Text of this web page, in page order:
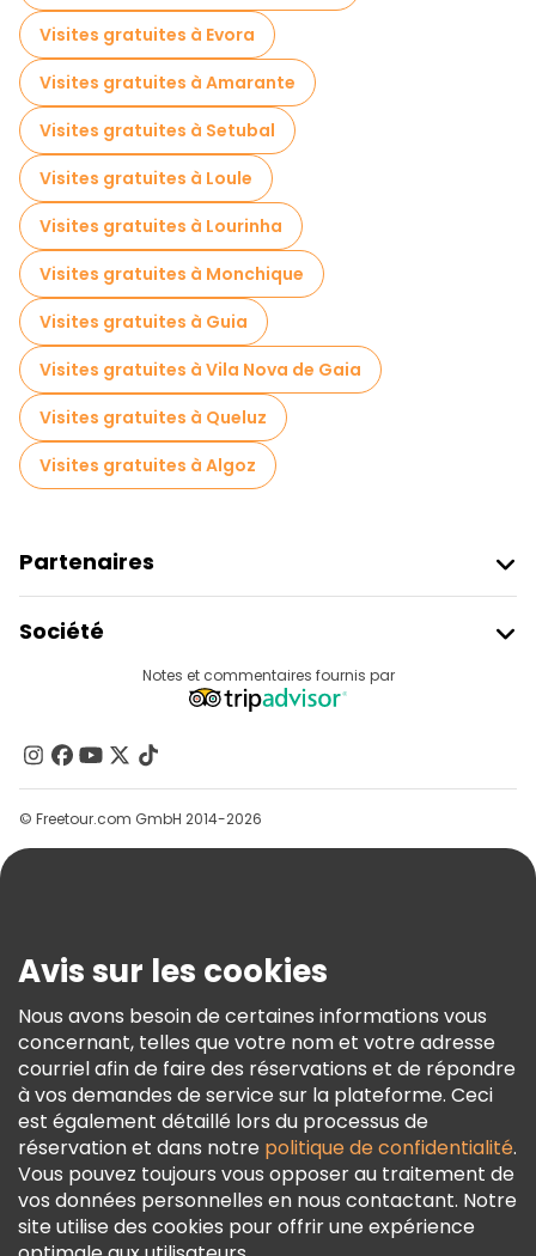
Visites gratuites à Evora
Visites gratuites à Amarante
Visites gratuites à Setubal
Visites gratuites à Loule
Visites gratuites à Lourinha
Visites gratuites à Monchique
Visites gratuites à Guia
Visites gratuites à Vila Nova de Gaia
Visites gratuites à Queluz
Visites gratuites à Algoz
Partenaires
Connexion Du Fournisseur
Programme D’affiliation
Société
Contactez-Nous
Groupes
Aide
Conditions Générales Et Mentions Légales
Politique En Matière De Cookies
Freetour Prix
Programme De Fidélité
Notes et commentaires fournis par
© Freetour.com GmbH 2014-2026
Avis sur les cookies
Nous avons besoin de certaines informations vous
concernant, telles que votre nom et votre adresse
courriel afin de faire des réservations et de répondre
à vos demandes de service sur la plateforme. Ceci
est également détaillé lors du processus de
réservation et dans notre politique de confidentialité.
Vous pouvez toujours vous opposer au traitement de
vos données personnelles en nous contactant. Notre
site utilise des cookies pour offrir une expérience